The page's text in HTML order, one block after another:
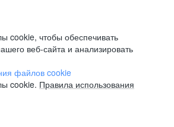
cookie, чтобы обеспечивать
веб-сайта и анализировать
файлов cookie
cookie. Правила использования